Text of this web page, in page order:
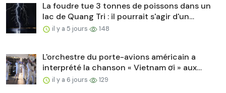
La foudre tue 3 tonnes de poissons dans un
lac de Quang Tri : il pourrait s'agir d'un
impact de foudre...
il y a 5 jours 148
L'orchestre du porte-avions américain a
interprété la chanson « Vietnam ơi » aux
côtés de...
il y a 6 jours 129